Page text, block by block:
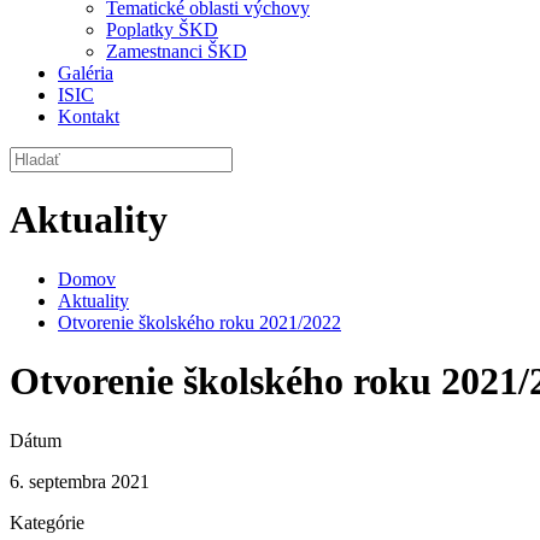
Tematické oblasti výchovy
Poplatky ŠKD
Zamestnanci ŠKD
Galéria
ISIC
Kontakt
Aktuality
Domov
Aktuality
Otvorenie školského roku 2021/2022
Otvorenie školského roku 2021/
Dátum
6. septembra 2021
Kategórie